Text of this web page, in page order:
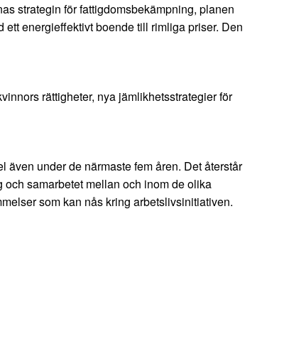
strategin för fattigdomsbekämpning, planen
energieffektivt boende till rimliga priser. Den
rättigheter, nya jämlikhetsstrategier för
under de närmaste fem åren. Det återstår
samarbetet mellan och inom de olika
som kan nås kring arbetslivsinitiativen.